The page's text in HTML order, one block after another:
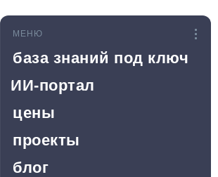
МЕНЮ
ИИ-портал
база знаний под ключ
цены
проекты
блог